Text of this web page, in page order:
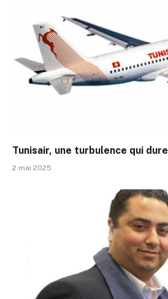
Tunisair, une turbulence qui dure
2 mai 2025